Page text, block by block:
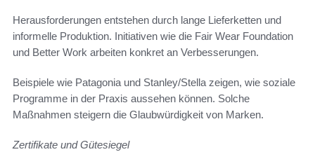
Herausforderungen entstehen durch lange Lieferketten und
informelle Produktion. Initiativen wie die Fair Wear Foundation
und Better Work arbeiten konkret an Verbesserungen.
Beispiele wie Patagonia und Stanley/Stella zeigen, wie soziale
Programme in der Praxis aussehen können. Solche
Maßnahmen steigern die Glaubwürdigkeit von Marken.
Zertifikate und Gütesiegel